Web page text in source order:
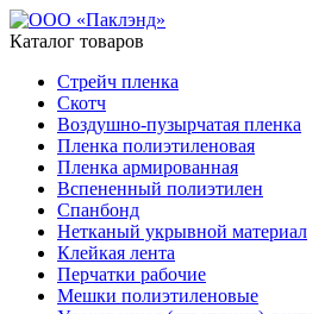
Каталог товаров
Стрейч пленка
Скотч
Воздушно-пузырчатая пленка
Пленка полиэтиленовая
Пленка армированная
Вспененный полиэтилен
Спанбонд
Нетканый укрывной материал
Клейкая лента
Перчатки рабочие
Мешки полиэтиленовые